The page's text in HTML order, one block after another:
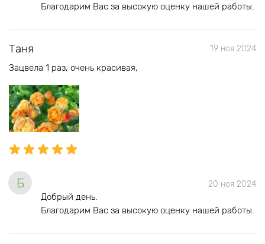
Благодарим Вас за высокую оценку нашей работы.
Таня 19 ноя 2024
Зацвела 1 раз, очень красивая,
Б 20 ноя 2024
Добрый день.
Благодарим Вас за высокую оценку нашей работы.